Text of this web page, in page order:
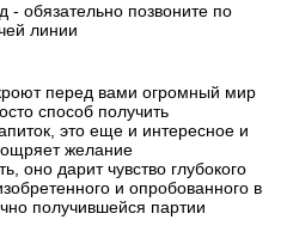
- обязательно позвоните по
линии
перед вами огромный мир
способ получить
это еще и интересное и
желание
оно дарит чувство глубокого
и опробованного в
получившейся партии